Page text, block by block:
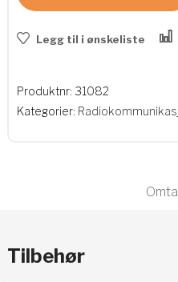
Legg til i ønskeliste
Produktnr: 31082
Kategorier:
Tilbehør